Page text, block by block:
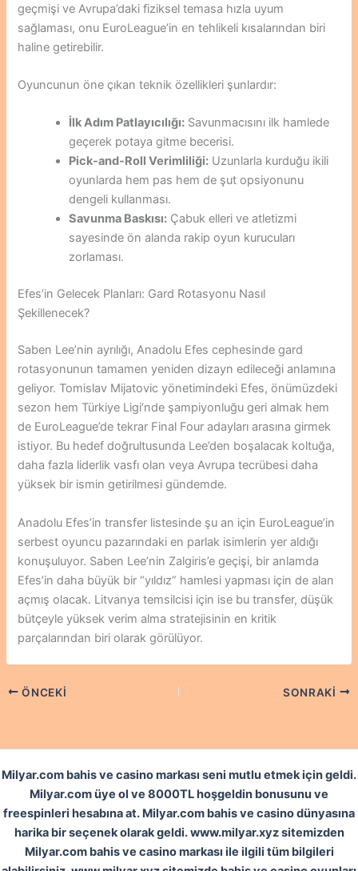
geçmişi ve Avrupa’daki fiziksel temasa hızla uyum
sağlaması, onu EuroLeague’in en tehlikeli kısalarından biri
haline getirebilir.
Oyuncunun öne çıkan teknik özellikleri şunlardır:
İlk Adım Patlayıcılığı: Savunmacısını ilk hamlede
geçerek potaya gitme becerisi.
Pick-and-Roll Verimliliği: Uzunlarla kurduğu ikili
oyunlarda hem pas hem de şut opsiyonunu
dengeli kullanması.
Savunma Baskısı: Çabuk elleri ve atletizmi
sayesinde ön alanda rakip oyun kurucuları
zorlaması.
Efes’in Gelecek Planları: Gard Rotasyonu Nasıl
Şekillenecek?
Saben Lee’nin ayrılığı, Anadolu Efes cephesinde gard
rotasyonunun tamamen yeniden dizayn edileceği anlamına
geliyor. Tomislav Mijatovic yönetimindeki Efes, önümüzdeki
sezon hem Türkiye Ligi’nde şampiyonluğu geri almak hem
de EuroLeague’de tekrar Final Four adayları arasına girmek
istiyor. Bu hedef doğrultusunda Lee’den boşalacak koltuğa,
daha fazla liderlik vasfı olan veya Avrupa tecrübesi daha
yüksek bir ismin getirilmesi gündemde.
Anadolu Efes’in transfer listesinde şu an için EuroLeague’in
serbest oyuncu pazarındaki en parlak isimlerin yer aldığı
konuşuluyor. Saben Lee’nin Zalgiris’e geçişi, bir anlamda
Efes’in daha büyük bir “yıldız” hamlesi yapması için de alan
açmış olacak. Litvanya temsilcisi için ise bu transfer, düşük
bütçeyle yüksek verim alma stratejisinin en kritik
parçalarından biri olarak görülüyor.
ÖNCEKI SONRAKI
Milyar.com bahis ve casino markası seni mutlu etmek için geldi.
Milyar.com üye ol ve 8000TL hoşgeldin bonusunu ve
freespinleri hesabına at. Milyar.com bahis ve casino dünyasına
harika bir seçenek olarak geldi. www.milyar.xyz sitemizden
Milyar.com bahis ve casino markası ile ilgili tüm bilgileri